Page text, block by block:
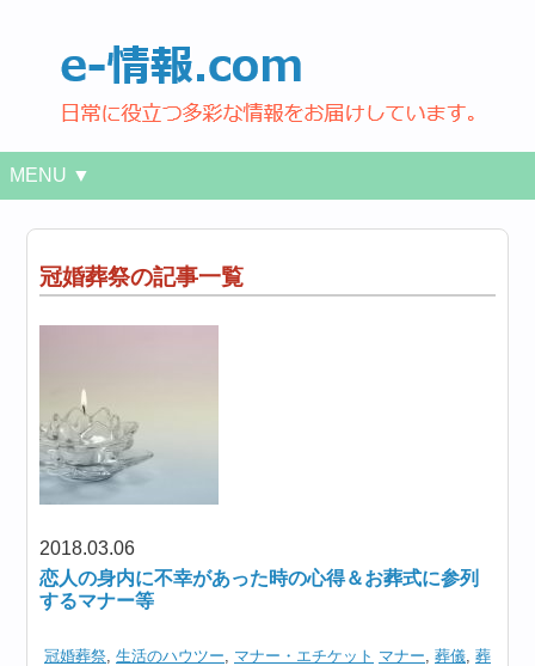
MENU ▼
冠婚葬祭の記事一覧
2018.03.06
恋人の身内に不幸があった時の心得＆お葬式に参列
するマナー等
冠婚葬祭, 生活のハウツー, マナー・エチケット マナー, 葬儀, 葬